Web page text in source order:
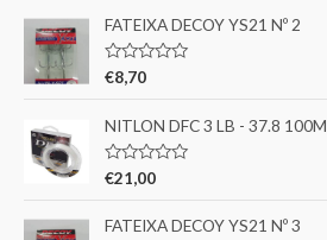
FATEIXA DECOY YS21 Nº 2
A
l
i
a
ã
d
€8,70
NITLON DFC 3 LB - 37.8 100M
A
l
€21,00
FATEIXA DECOY YS21 Nº 3